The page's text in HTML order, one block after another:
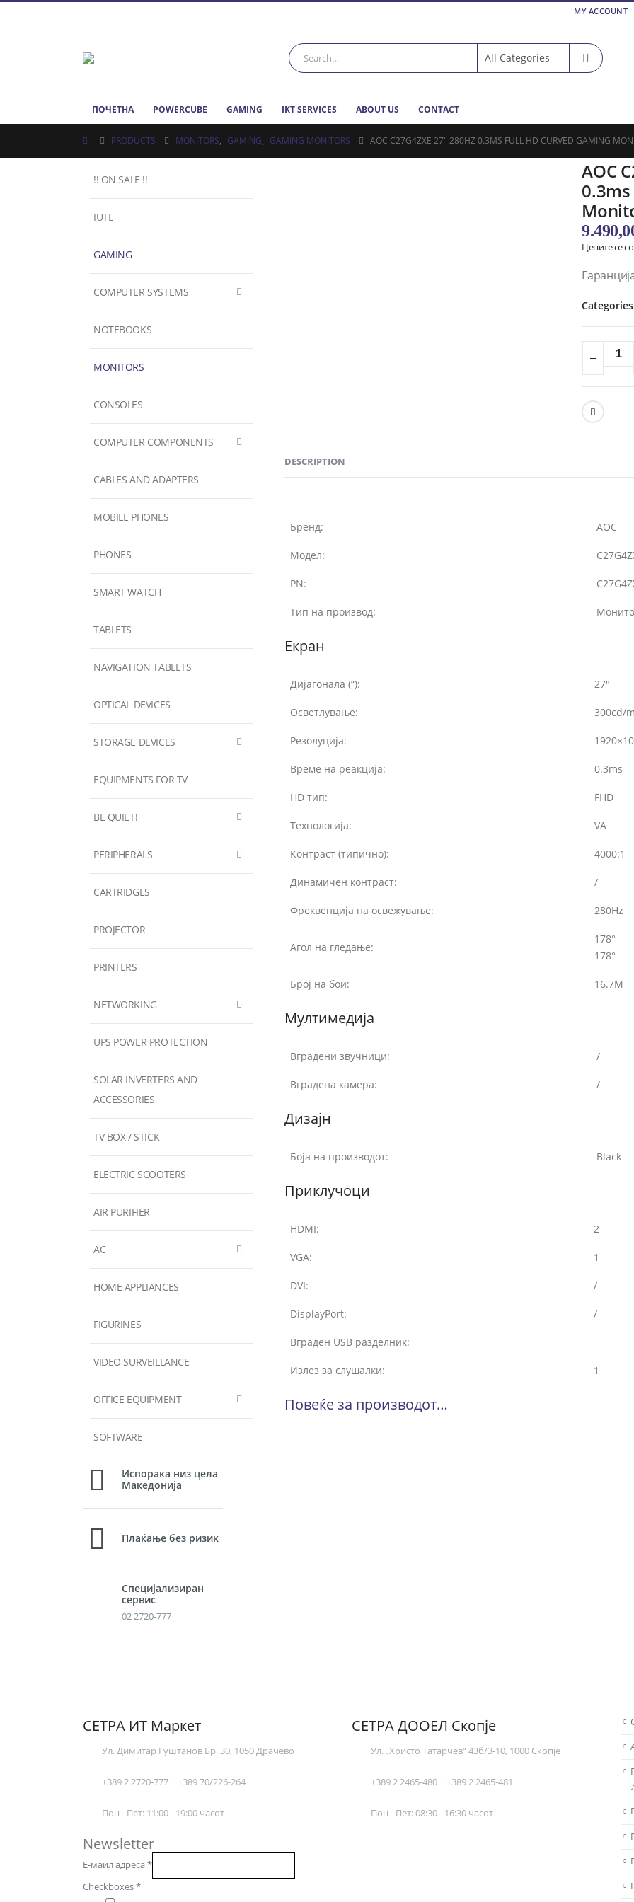
MY ACCOUNT
ПОЧЕТНА POWERCUBE GAMING IKT SERVICES ABOUT US CONTACT
PRODUCTS MONITORS, GAMING, GAMING MONITORS AOC C27G4ZXE 27″ 280HZ 0.3MS FULL HD CURVED GAMING
AOC
Цените се
DESCRIPTION
Бренд: AOC
Модел:
PN:
Тип на производ:
Екран
Дијагонала (“): 27″
Осветлување: 300cd/
Резолуција:
Време на реакција: 0.3ms
HD тип: FHD
Технологија: VA
Контраст (типично): 4000:1
Динамичен контраст: /
Фреквенција на освежување: 280Hz
Агол на гледање:
178°
178°
Број на бои: 16.7M
Мултимедија
Вградени звучници: /
Вградена камера: /
Дизајн
Боја на производот: Black
Приклучоци
HDMI: 2
VGA: 1
DVI: /
DisplayPort: /
Вграден USB разделник:
Излез за слушалки: 1
Повеќе за производот…
!! ON SALE !!
IUTE
GAMING
COMPUTER SYSTEMS
NOTEBOOKS
MONITORS
CONSOLES
COMPUTER COMPONENTS
CABLES AND ADAPTERS
MOBILE PHONES
PHONES
SMART WATCH
TABLETS
NAVIGATION TABLETS
OPTICAL DEVICES
STORAGE DEVICES
EQUIPMENTS FOR TV
BE QUIET!
PERIPHERALS
CARTRIDGES
PROJECTOR
PRINTERS
NETWORKING
UPS POWER PROTECTION
SOLAR INVERTERS AND
ACCESSORIES
TV BOX / STICK
ELECTRIC SCOOTERS
AIR PURIFIER
AC
HOME APPLIANCES
FIGURINES
VIDEO SURVEILLANCE
OFFICE EQUIPMENT
SOFTWARE
Испорака низ цела
Македонија
Плаќање без ризик
Специјализиран
сервис
02 2720-777
СЕТРА ИТ Маркет
Ул. Димитар Гуштанов Бр. 30, 1050 Драчево
+389 2 2720-777 | +389 70/226-264
Пон - Пет: 11:00 - 19:00 часот
Newsletter
Е-маил адреса*
Checkboxes*
СЕТРА ДООЕЛ Скопје
Ул. „Христо Татарчев“ 43б/3-10, 1000 Скопје
+389 2 2465-480 | +389 2 2465-481
Пон - Пет: 08:30 - 16:30 часот